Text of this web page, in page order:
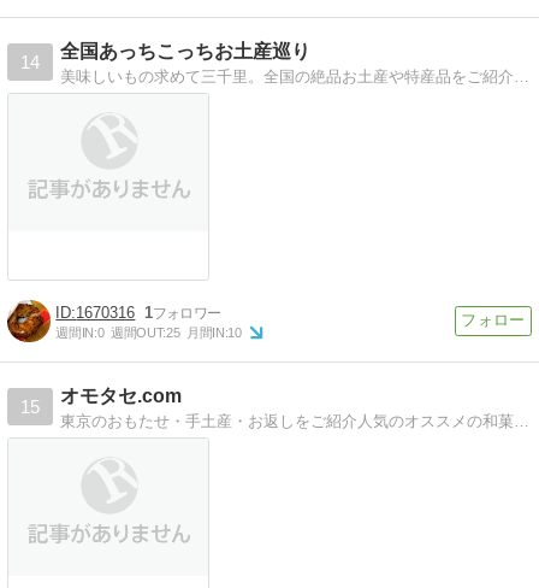
14
全国あっちこっちお土産巡り
美味しいもの求めて三千里。全国の絶品お土産や特産品をご紹介しております。
1670316 1
週間IN:0 週間OUT:25 月間IN:10
15
オモタセ.com
東京のおもたせ・手土産・お返しをご紹介人気のオススメの和菓子・スイーツ特集をみやすくまとめています